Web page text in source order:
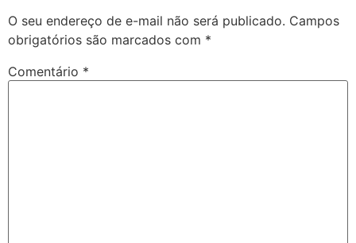
O seu endereço de e-mail não será publicado. Campos
obrigatórios são marcados com *
Comentário *